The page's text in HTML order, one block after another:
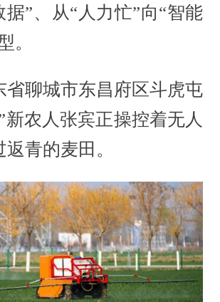
据”、从“人力忙”向“智能
。
聊城市东昌府区斗虎屯
新农人张宾正操控着无人
青的麦田。